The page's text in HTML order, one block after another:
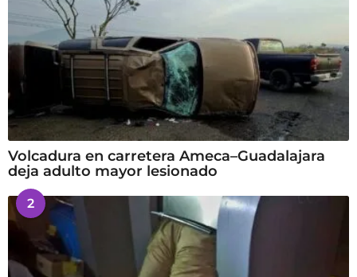
Volcadura en carretera Ameca–Guadalajara
deja adulto mayor lesionado
2